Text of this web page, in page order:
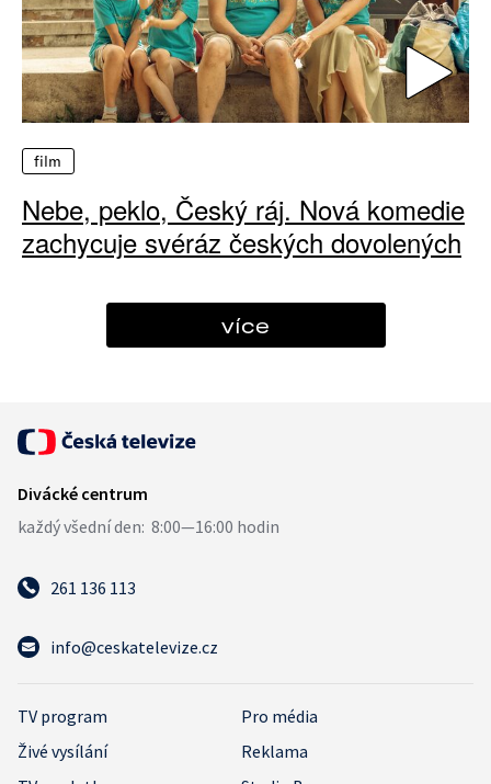
film
Nebe, peklo, Český ráj. Nová komedie
zachycuje svéráz českých dovolených
více
261 136 113
info@ceskatelevize.cz
TV program
Pro média
Živé vysílání
Reklama